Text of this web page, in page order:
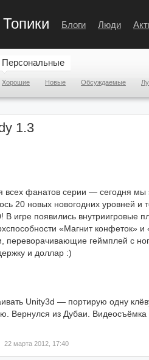
Топики Блоги Люди
Персональные
Хорошие Новые Обсуждаемые
1.3
всех фанатов серии — сегодня мы
20 новых новогодних уровней и
В игре появились внутриигровые
«Магнит конфеток» и
переворачивающие геймплей с ног
и доллар :)
Unity3d — портирую одну
Вернулся из Дубаи.
22 марта 2012, 17:40